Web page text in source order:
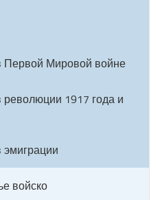
Первой Мировой войне
революции 1917 года и
эмиграции
войско